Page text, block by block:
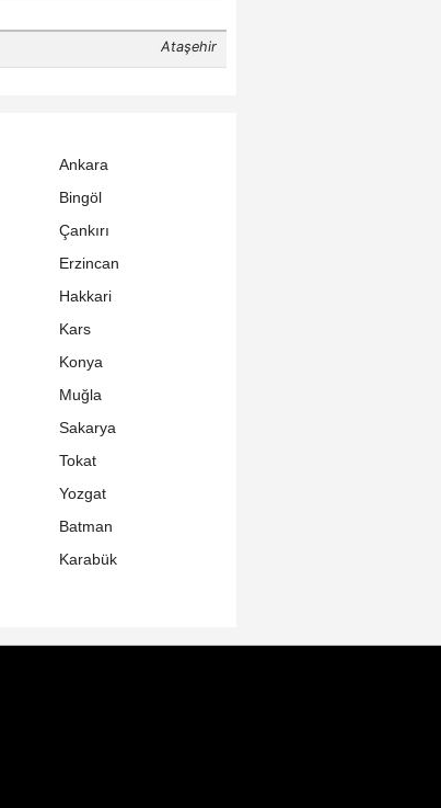
Ankara
Bingöl
Çankırı
Erzincan
Hakkari
Kars
Konya
Muğla
Sakarya
Tokat
Yozgat
Batman
Karabük